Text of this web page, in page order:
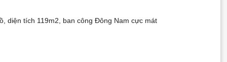
diện tích 119m2, ban công Đông Nam cực mát